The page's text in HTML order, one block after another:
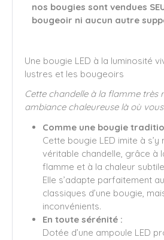
nos bougies sont vendues
bougeoir ni aucun autre
Une bougie LED à la luminosité
lustres et les bougeoirs
Cette chandelle à la flamme très
ambiance chaleureuse là où
Comme une bougie
Cette bougie LED imite à
véritable chandelle, grâce à
flamme et à la chaleur
Elle s’adapte parfaitement
classiques d’une bougie,
inconvénients.
En toute sérénité :
Dotée d’une ampoule LED